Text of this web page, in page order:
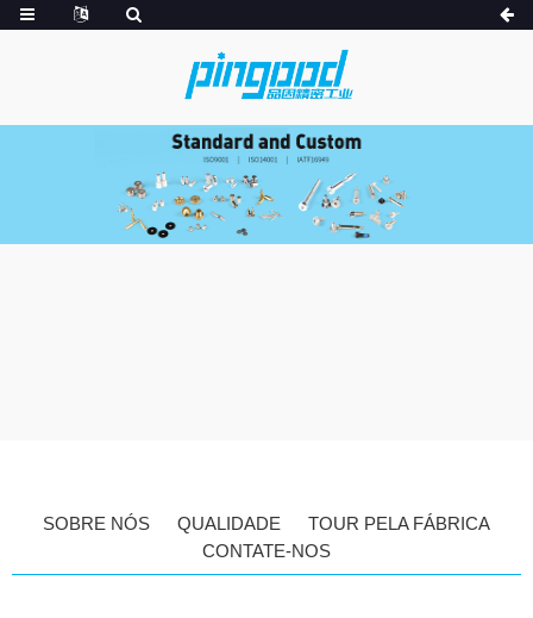
SOBRE NÓS QUALIDADE
TOUR PELA FÁBRICA
CONTATE-NOS